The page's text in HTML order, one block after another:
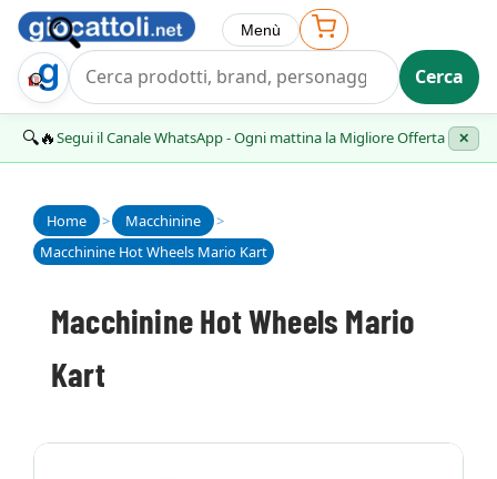
Trova Regalo Cerca
Menù
🔍🔥Segui il Canale WhatsApp - Ogni mattina la Migliore Offerta ✕
Home > Macchinine
>
Macchinine Hot Wheels Mario Kart
Macchinine Hot Wheels Mario
Kart